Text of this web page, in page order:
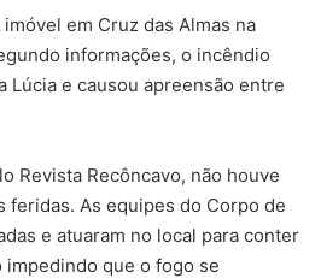
em Cruz das Almas na
informações, o incêndio
Lúcia e causou apreensão entre
Revista Recôncavo, não houve
feridas. As equipes do Corpo de
e atuaram no local para conter
impedindo que o fogo se